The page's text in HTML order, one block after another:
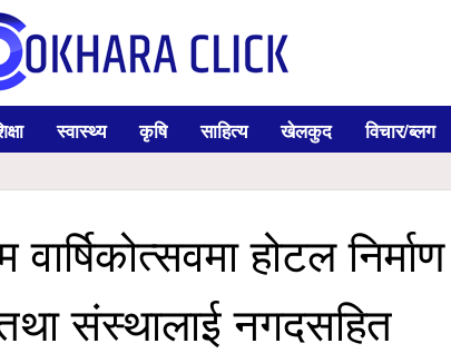
स्वास्थ्य कृषि साहित्य खेलकुद विचार/ब्लग
होटल निर्माण
संस्थालाई नगदसहित